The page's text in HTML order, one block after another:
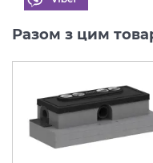
Разом з цим